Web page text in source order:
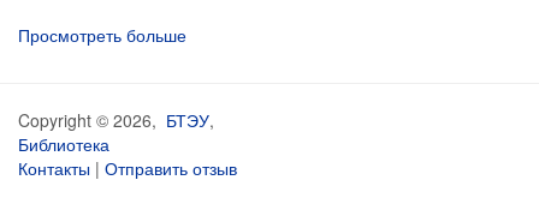
Просмотреть больше
Copyright © 2026, БТЭУ,
Библиотека
Контакты | Отправить отзыв